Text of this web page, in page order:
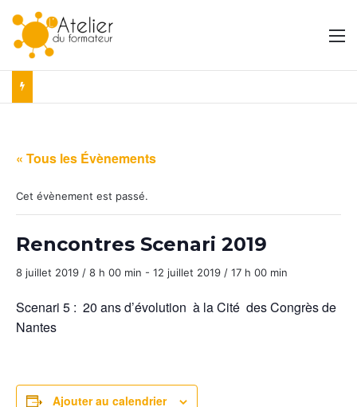
« Tous les Évènements
Cet évènement est passé.
Rencontres Scenari 2019
8 juillet 2019 / 8 h 00 min - 12 juillet 2019 / 17 h 00 min
Scenari 5 : 20 ans d’évolution à la Cité des Congrès de
Nantes
Ajouter au calendrier